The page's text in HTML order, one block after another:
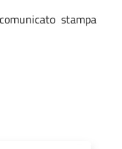
stampa